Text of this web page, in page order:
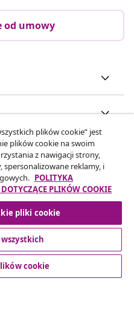
od umowy
jest sklepem internetowym
plików cookie” jest
plików cookie na swoim
z nawigacji strony,
reklamy, i
POLITYKA
PLIKÓW COOKIE
pliki cookie
cookie